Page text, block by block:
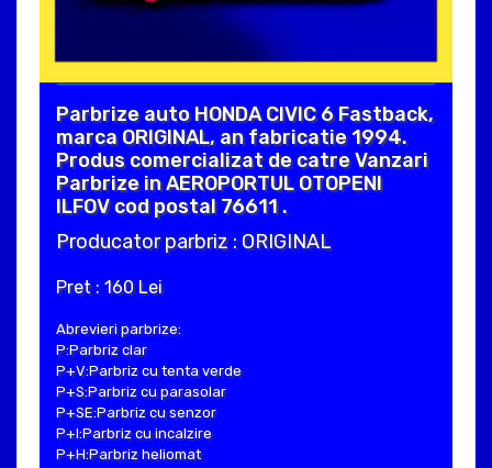
Parbrize auto HONDA CIVIC 6 Fastback,
marca ORIGINAL, an fabricatie 1994.
Produs comercializat de catre Vanzari
Parbrize in AEROPORTUL OTOPENI
ILFOV cod postal 76611 .
Producator parbriz : ORIGINAL
Pret : 160 Lei
Abrevieri parbrize:
P:Parbriz clar
P+V:Parbriz cu tenta verde
P+S:Parbriz cu parasolar
P+SE:Parbriz cu senzor
P+I:Parbriz cu incalzire
P+H:Parbriz heliomat